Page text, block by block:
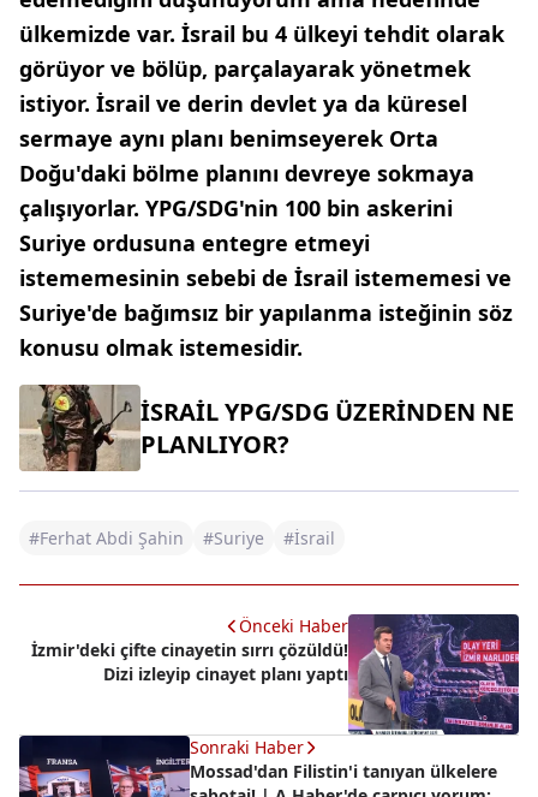
ülkemizde var. İsrail bu 4 ülkeyi tehdit olarak
görüyor ve bölüp, parçalayarak yönetmek
istiyor. İsrail ve derin devlet ya da küresel
sermaye aynı planı benimseyerek Orta
Doğu'daki bölme planını devreye sokmaya
çalışıyorlar. YPG/SDG'nin 100 bin askerini
Suriye ordusuna entegre etmeyi
istememesinin sebebi de İsrail istememesi ve
Suriye'de bağımsız bir yapılanma isteğinin söz
konusu olmak istemesidir.
İSRAİL YPG/SDG ÜZERİNDEN NE
PLANLIYOR?
#Ferhat Abdi Şahin #Suriye #İsrail
Önceki Haber
İzmir'deki çifte cinayetin sırrı çözüldü!
Dizi izleyip cinayet planı yaptı
Sonraki Haber
Mossad'dan Filistin'i tanıyan ülkelere